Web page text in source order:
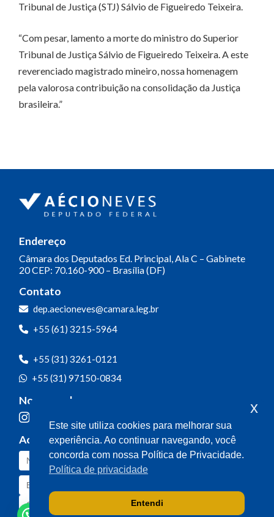
Tribunal de Justiça (STJ) Sálvio de Figueiredo Teixeira.
“Com pesar, lamento a morte do ministro do Superior
Tribunal de Justiça Sálvio de Figueiredo Teixeira. A este
reverenciado magistrado mineiro, nossa homenagem
pela valorosa contribuição na consolidação da Justiça
brasileira.”
Endereço
Câmara dos Deputados Ed. Principal, Ala C – Gabinete
20CEP: 70.160-900 – Brasília (DF)
Contato
dep.aecioneves@camara.leg.br
+55 (61) 3215-5964
+55 (31) 3261-0121
+55 (31) 97150-0834
Nossas redes
Acompanhe o meu mandato
Este site utiliza cookies para melhorar sua
experiência. Ao continuar navegando, você
concorda com nossa Política de Privacidade.
Política de privacidade
Entendi
x